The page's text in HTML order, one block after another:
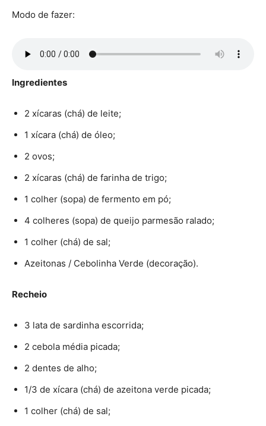
Modo de fazer:
Ingredientes
2 xícaras (chá) de leite;
1 xícara (chá) de óleo;
2 ovos;
2 xícaras (chá) de farinha de trigo;
1 colher (sopa) de fermento em pó;
4 colheres (sopa) de queijo parmesão ralado;
1 colher (chá) de sal;
Azeitonas / Cebolinha Verde (decoração).
Recheio
3 lata de sardinha escorrida;
2 cebola média picada;
2 dentes de alho;
1/3 de xícara (chá) de azeitona verde picada;
1 colher (chá) de sal;